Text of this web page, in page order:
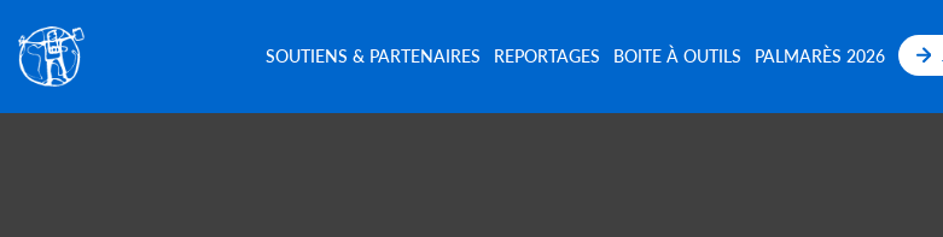
SOUTIENS & PARTENAIRES REPORTAGES BOITE À OUTILS PALMARÈS 2026